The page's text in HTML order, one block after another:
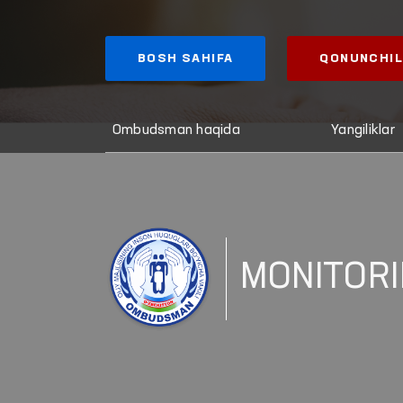
BOSH SAHIFA
Ombudsman haqida Yangiliklar